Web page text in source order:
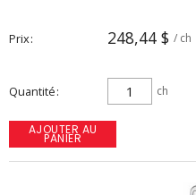
Prix 248,44 $ / ch
Quantité ch
AJOUTER AU
PANIER